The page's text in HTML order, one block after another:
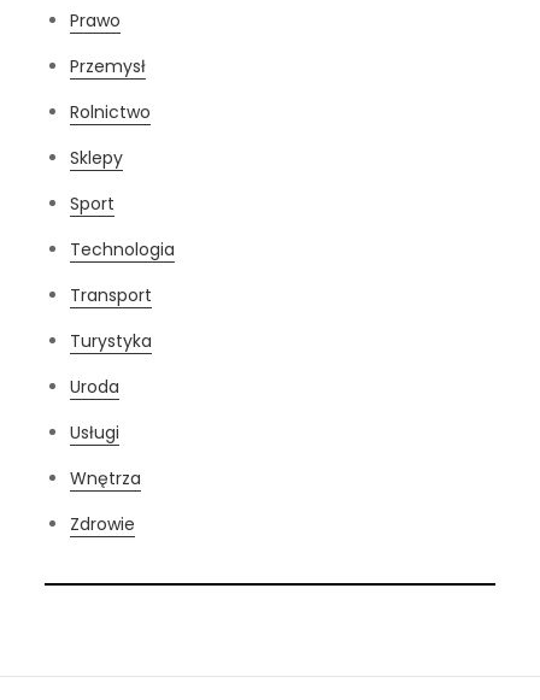
Prawo
Przemysł
Rolnictwo
Sklepy
Sport
Technologia
Transport
Turystyka
Uroda
Usługi
Wnętrza
Zdrowie